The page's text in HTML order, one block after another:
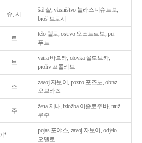
슈, 시
šal 샬, vlasništvo 블라스니슈트보,
broš 브로시
트
telo 텔로, ostrvo 오스트르보, put
푸트
브
vatra 바트라, olovka 올로브카,
proliv 프롤리브
즈
zavoj 자보이, pozno 포즈노, obraz
오브라즈
주
žena 제나, izložba 이즐로주바, muž
무주
*
pojas 포야스, zavoj 자보이, odjelo
오델로